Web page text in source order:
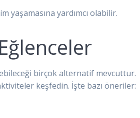
yaşamasına yardımcı olabilir.
birçok alternatif mevcuttur.
keşfedin. İşte bazı öneriler: